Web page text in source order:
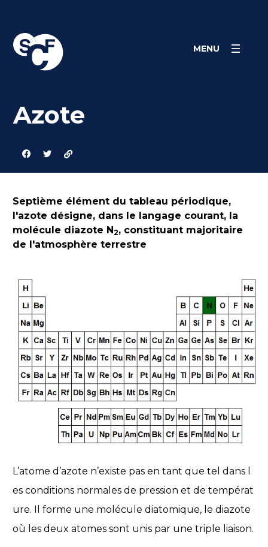
content
MENU
Azote
Septième élément du tableau périodique,
l'azote désigne, dans le langage courant, la
molécule diazote N2, constituant majoritaire
de l'atmosphère terrestre
L’atome d’azote n’existe pas en tant que tel dans l
es conditions normales de pression et de températ
ure. Il forme une molécule diatomique, le diazote
où les deux atomes sont unis par une triple liaison.